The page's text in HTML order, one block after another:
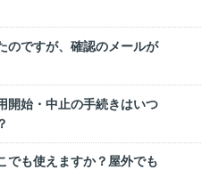
のですが、確認のメールが
開始・中止の手続きはいつ
も使えますか？屋外でも